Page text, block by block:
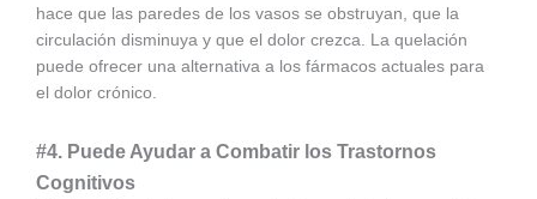
hace que las paredes de los vasos se obstruyan, que la
circulación disminuya y que el dolor crezca. La quelación
puede ofrecer una alternativa a los fármacos actuales para
el dolor crónico.
#4. Puede Ayudar a Combatir los Trastornos
Cognitivos